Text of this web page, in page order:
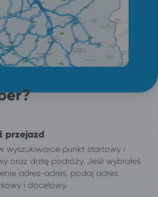
przejazd
wyszukiwarce punkt startowy i
oraz datę podróży. Jeśli wybrałeś
adres-adres, podaj adres
i docelowy.